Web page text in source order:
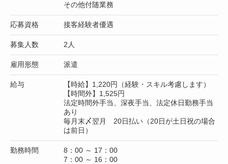
その他付随業務
応募資格 接客経験者優遇
募集人数 2人
雇用形態 派遣
給与
【時給】1,220円（経験・スキル考慮します）
【時間外】1,525円
法定時間外手当、深夜手当、法定休日勤務手当
あり
毎月末〆翌月 20日払い（20日が土日祝の場合
は前日）
勤務時間
8：00 ～ 17：00
7：00 ～ 16：00